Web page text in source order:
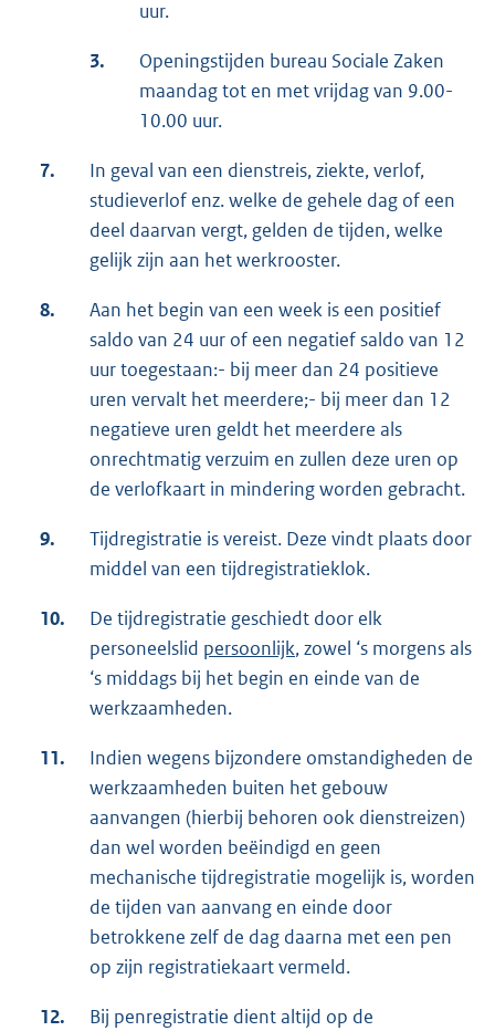
uur.
3.
Openingstijden bureau Sociale Zaken
maandag tot en met vrijdag van 9.00-
10.00 uur.
7.
In geval van een dienstreis, ziekte, verlof,
studieverlof enz. welke de gehele dag of een
deel daarvan vergt, gelden de tijden, welke
gelijk zijn aan het werkrooster.
8.
Aan het begin van een week is een positief
saldo van 24 uur of een negatief saldo van 12
uur toegestaan:- bij meer dan 24 positieve
uren vervalt het meerdere;- bij meer dan 12
negatieve uren geldt het meerdere als
onrechtmatig verzuim en zullen deze uren op
de verlofkaart in mindering worden gebracht.
9.
Tijdregistratie is vereist. Deze vindt plaats door
middel van een tijdregistratieklok.
10.
De tijdregistratie geschiedt door elk
personeelslid persoonlijk, zowel ‘s morgens als
‘s middags bij het begin en einde van de
werkzaamheden.
11.
Indien wegens bijzondere omstandigheden de
werkzaamheden buiten het gebouw
aanvangen (hierbij behoren ook dienstreizen)
dan wel worden beëindigd en geen
mechanische tijdregistratie mogelijk is, worden
de tijden van aanvang en einde door
betrokkene zelf de dag daarna met een pen
op zijn registratiekaart vermeld.
12.
Bij penregistratie dient altijd op de